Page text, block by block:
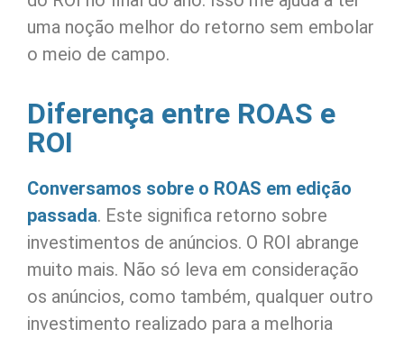
uma noção melhor do retorno sem embolar
o meio de campo.
Diferença entre ROAS e
ROI
Conversamos sobre o ROAS em edição
passada. Este significa retorno sobre
investimentos de anúncios. O ROI abrange
muito mais. Não só leva em consideração
os anúncios, como também, qualquer outro
investimento realizado para a melhoria